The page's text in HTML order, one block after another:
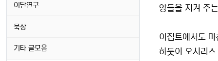
양들을 지켜 주
이집트에서도
하듯이 오시리
이단연구
묵상
기타 글모음